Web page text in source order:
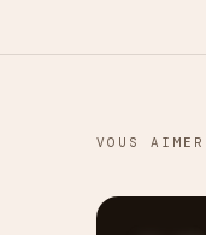
VOUS